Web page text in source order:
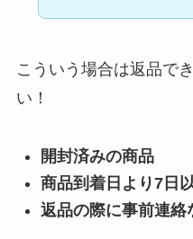
こういう場合は返品で
い！
開封済みの商品
商品到着日より7日
返品の際に事前連絡